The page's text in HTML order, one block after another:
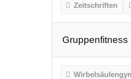
Zeitschriften
Gruppenfitness